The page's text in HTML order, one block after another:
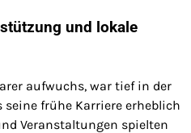
und lokale
aufwuchs, war tief in der
frühe Karriere erheblich
Veranstaltungen spielten